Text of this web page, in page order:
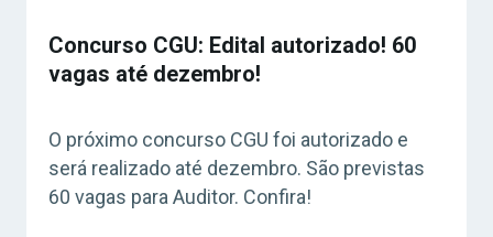
Concurso CGU: Edital autorizado! 60
vagas até dezembro!
O próximo concurso CGU foi autorizado e
será realizado até dezembro. São previstas
60 vagas para Auditor. Confira!